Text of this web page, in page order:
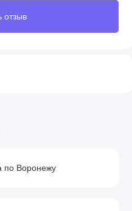
отзыв
по Воронежу